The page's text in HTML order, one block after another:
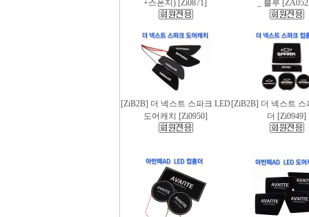
+스폰지) [Zi0871]
_ 블루
[ZiB2B] 더 넥스트 스파크 LED
도어캐치 [Zi0950]
[ZiB2B] 더 넥스트 스
더 [Zi0949]